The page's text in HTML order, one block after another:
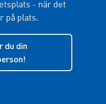
- när det
på plats.
du din